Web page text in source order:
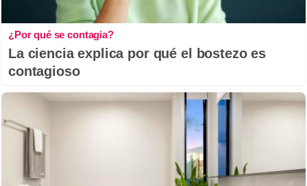
¿Por qué se contagia?
La ciencia explica por qué el bostezo es
contagioso